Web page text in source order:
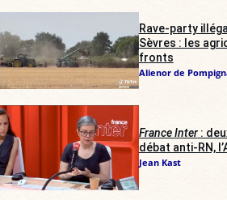
Rave-party
Sèvres : les
fronts
Alienor de
France Inter:
débat anti-RN,
Jean Kast